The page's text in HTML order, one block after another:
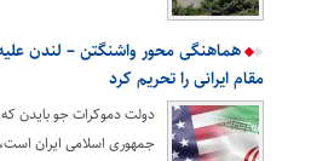
مقام ایرانی را تحریم کرد
دولت دموکرات جو بایدن
جمهوری اسلامی ایران